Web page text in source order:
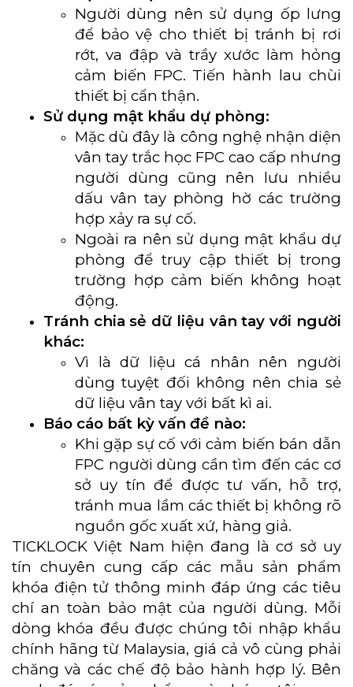
Người dùng nên sử dụng ốp lưng
để bảo vệ cho thiết bị tránh bị rơi
rớt, va đập và trầy xước làm hỏng
cảm biến FPC. Tiến hành lau chùi
thiết bị cẩn thận.
Sử dụng mật khẩu dự phòng:
Mặc dù đây là công nghệ nhận diện
vân tay trắc học FPC cao cấp nhưng
người dùng cũng nên lưu nhiều
dấu vân tay phòng hờ các trường
hợp xảy ra sự cố.
Ngoài ra nên sử dụng mật khẩu dự
phòng để truy cập thiết bị trong
trường hợp cảm biến không hoạt
động.
Tránh chia sẻ dữ liệu vân tay với người
khác:
Vì là dữ liệu cá nhân nên người
dùng tuyệt đối không nên chia sẻ
dữ liệu vân tay với bất kì ai.
Báo cáo bất kỳ vấn đề nào:
Khi gặp sự cố với cảm biến bán dẫn
FPC người dùng cần tìm đến các cơ
sở uy tín để được tư vấn, hỗ trợ,
tránh mua lầm các thiết bị không rõ
nguồn gốc xuất xứ, hàng giả.
TICKLOCK Việt Nam hiện đang là cơ sở uy
tín chuyên cung cấp các mẫu sản phẩm
khóa điện tử thông minh đáp ứng các tiêu
chí an toàn bảo mật của người dùng. Mỗi
dòng khóa đều được chúng tôi nhập khẩu
chính hãng từ Malaysia, giá cả vô cùng phải
chăng và các chế độ bảo hành hợp lý. Bên